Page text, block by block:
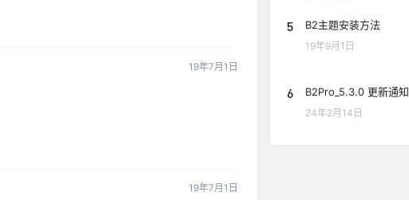
19年7月1日
19年7月1日
5 B2主题安装方法
19年9月1日
6 B2Pro_5.3.0 更新通知
24年2月14日